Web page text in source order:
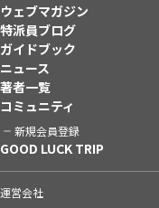
ウェブマガジン
特派員ブログ
ガイドブック
ニュース
著者一覧
コミュニティ
新規会員登録
GOOD LUCK TRIP
運営会社